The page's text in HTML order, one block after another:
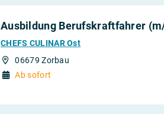
Ausbildung Berufskraftfahrer
CHEFS CULINAR Ost
06679 Zorbau
Ab sofort